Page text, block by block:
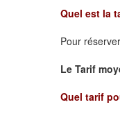
Quel est la
Pour
Le Tarif
Quel tarif